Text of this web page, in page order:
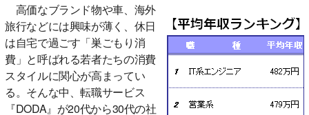
高価なブランド物や車、海外
旅行などには興味が薄く、休日
は自宅で過ごす「巣ごもり消
費」と呼ばれる若者たちの消費
スタイルに関心が高まってい
る。そんな中、転職サービス
『DODA』が20代から30代の社